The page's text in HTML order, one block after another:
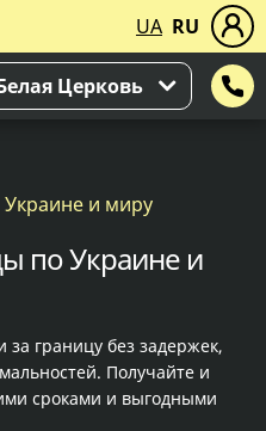
UA RU
Церковь
и миру
по Украине и
границу без задержек,
Получайте и
сроками и выгодными